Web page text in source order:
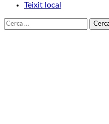
Teixit local
Cerca: